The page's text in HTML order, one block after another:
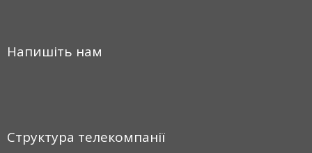
Напишіть нам
Структура телекомпанії